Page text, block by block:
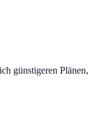
günstigeren Plänen,